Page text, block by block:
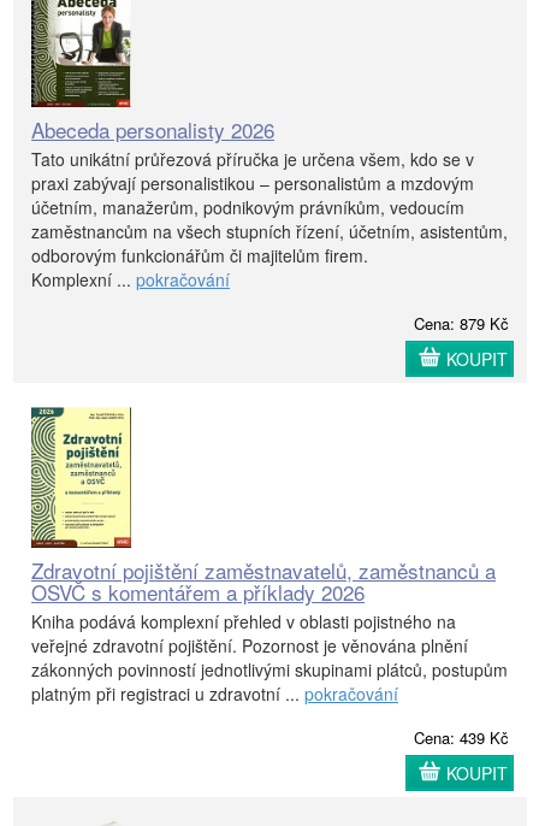
Abeceda personalisty 2026
Tato unikátní průřezová příručka je určena všem, kdo se v
praxi zabývají personalistikou – personalistům a mzdovým
účetním, manažerům, podnikovým právníkům, vedoucím
zaměstnancům na všech stupních řízení, účetním, asistentům,
odborovým funkcionářům či majitelům firem.
Komplexní ... pokračování
Cena: 879 Kč
KOUPIT
Zdravotní pojištění zaměstnavatelů, zaměstnanců a
OSVČ s komentářem a příklady 2026
Kniha podává komplexní přehled v oblasti pojistného na
veřejné zdravotní pojištění. Pozornost je věnována plnění
zákonných povinností jednotlivými skupinami plátců, postupům
platným při registraci u zdravotní ... pokračování
Cena: 439 Kč
KOUPIT